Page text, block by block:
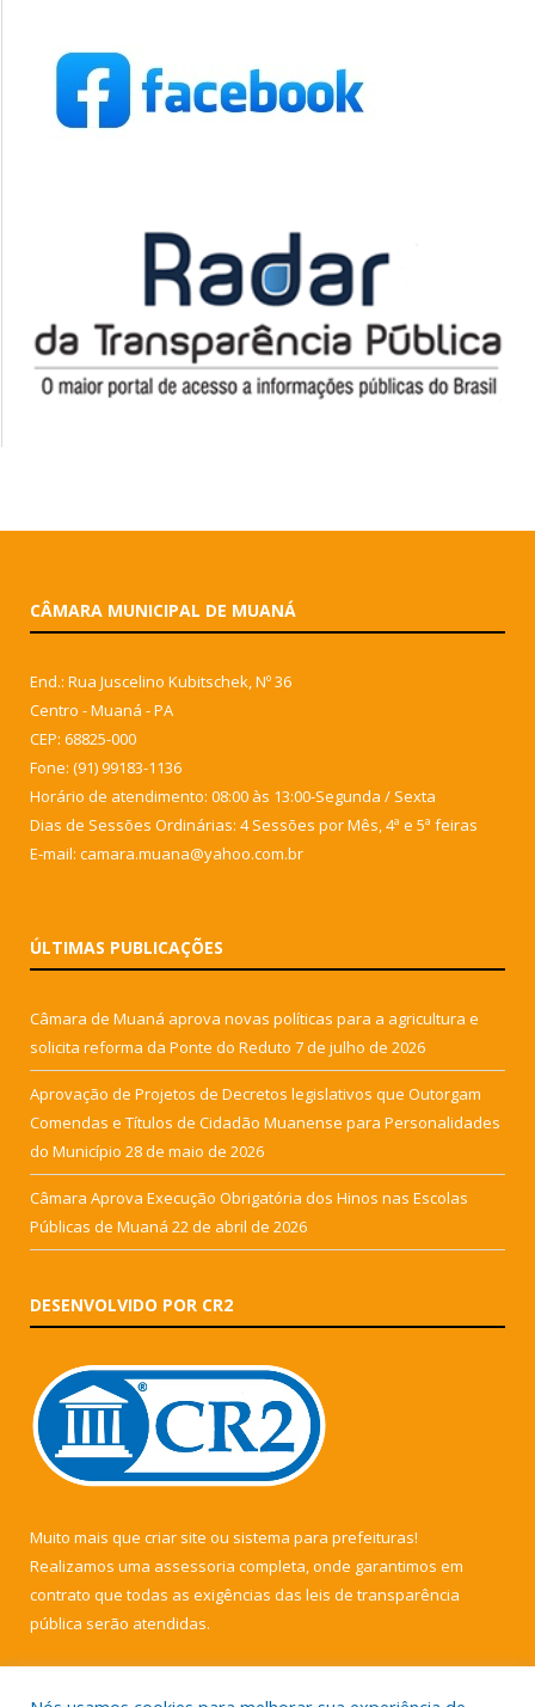
CÂMARA MUNICIPAL DE MUANÁ
End.: Rua Juscelino Kubitschek, Nº 36
Centro - Muaná - PA
CEP: 68825-000
Fone: (91) 99183-1136
Horário de atendimento: 08:00 às 13:00-Segunda / Sexta
Dias de Sessões Ordinárias: 4 Sessões por Mês, 4ª e 5ª feiras
E-mail: camara.muana@yahoo.com.br
ÚLTIMAS PUBLICAÇÕES
Câmara de Muaná aprova novas políticas para a agricultura e
solicita reforma da Ponte do Reduto 7 de julho de 2026
Aprovação de Projetos de Decretos legislativos que Outorgam
Comendas e Títulos de Cidadão Muanense para Personalidades
do Município 28 de maio de 2026
Câmara Aprova Execução Obrigatória dos Hinos nas Escolas
Públicas de Muaná 22 de abril de 2026
DESENVOLVIDO POR CR2
Muito mais que criar site ou sistema para prefeituras!
Realizamos uma assessoria completa, onde garantimos em
contrato que todas as exigências das leis de transparência
pública serão atendidas.